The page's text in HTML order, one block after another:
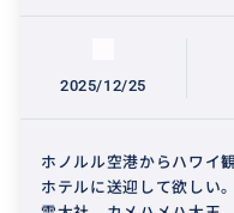
2025/12/25
ホノルル空港からハワイ
ホテルに送迎して欲しい